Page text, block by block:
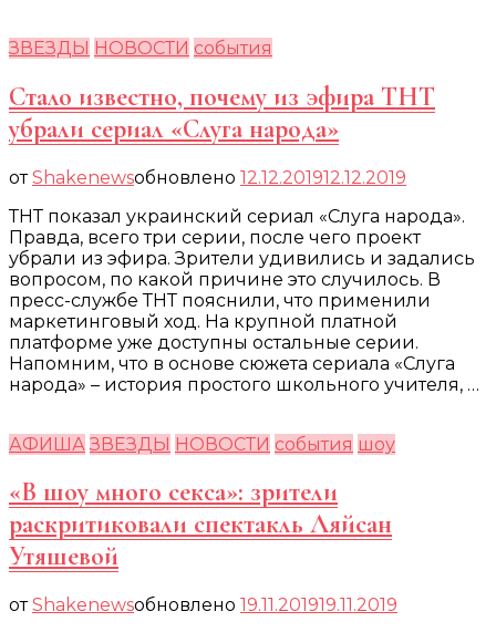
ЗВЕЗДЫ НОВОСТИ события
Стало известно, почему из эфира ТНТ
убрали сериал «Слуга народа»
отShakenewsобновлено 12.12.201912.12.2019
ТНТ показал украинский сериал «Слуга народа».
Правда, всего три серии, после чего проект
убрали из эфира. Зрители удивились и задались
вопросом, по какой причине это случилось. В
пресс-службе ТНТ пояснили, что применили
маркетинговый ход. На крупной платной
платформе уже доступны остальные серии.
Напомним, что в основе сюжета сериала «Слуга
народа» – история простого школьного учителя, …
АФИША ЗВЕЗДЫ НОВОСТИ события шоу
«В шоу много секса»: зрители
раскритиковали спектакль Ляйсан
Утяшевой
отShakenewsобновлено 19.11.201919.11.2019